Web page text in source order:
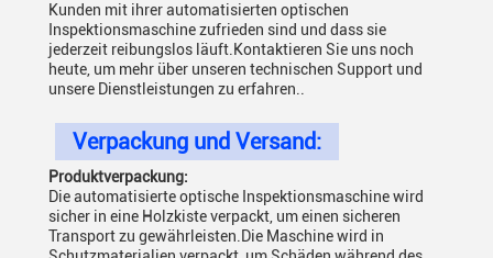
Kunden mit ihrer automatisierten optischen
Inspektionsmaschine zufrieden sind und dass sie
jederzeit reibungslos läuft.Kontaktieren Sie uns noch
heute, um mehr über unseren technischen Support und
unsere Dienstleistungen zu erfahren..
Verpackung und Versand:
Produktverpackung:
Die automatisierte optische Inspektionsmaschine wird
sicher in eine Holzkiste verpackt, um einen sicheren
Transport zu gewährleisten.Die Maschine wird in